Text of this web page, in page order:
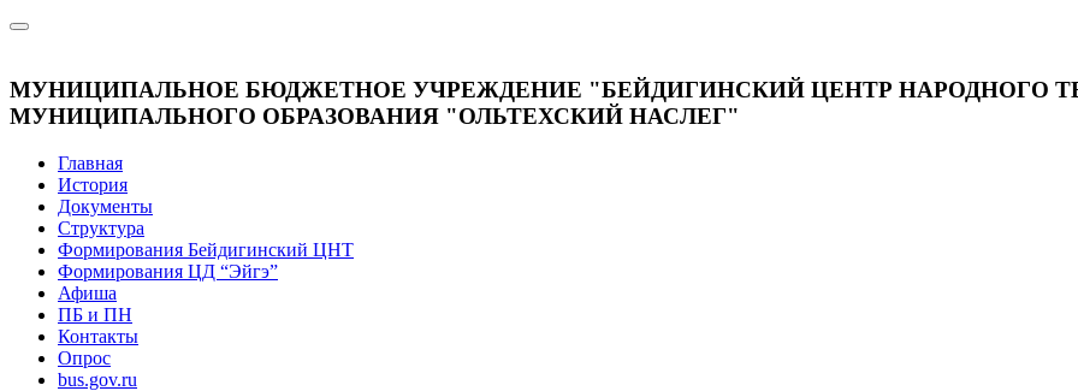
МУНИЦИПАЛЬНОЕ БЮДЖЕТНОЕ УЧРЕЖДЕНИЕ "БЕЙДИГИНСКИЙ ЦЕНТР НАРОДНОГО
МУНИЦИПАЛЬНОГО ОБРАЗОВАНИЯ "ОЛЬТЕХСКИЙ НАСЛЕГ"
Главная
История
Документы
Структура
Формирования Бейдигинский ЦНТ
Формирования ЦД “Эйгэ”
Афиша
ПБ и ПН
Контакты
Опрос
bus.gov.ru